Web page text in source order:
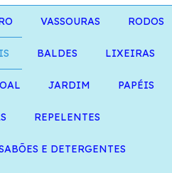
VASSOURAS RODOS
BALDES LIXEIRAS
JARDIM PAPÉIS
REPELENTES
E DETERGENTES